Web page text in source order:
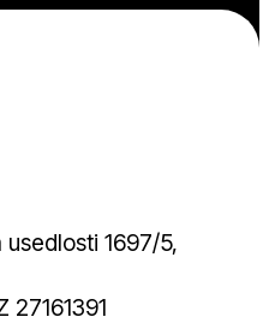
usedlosti 1697/5,
27161391